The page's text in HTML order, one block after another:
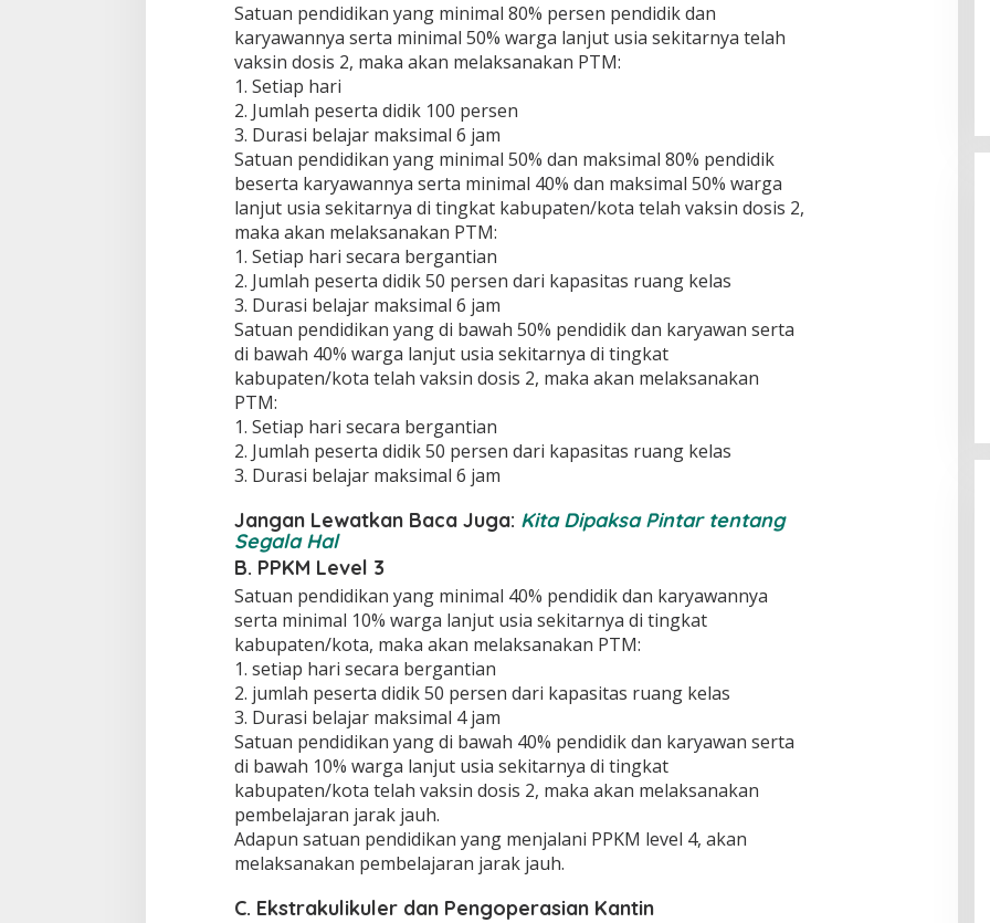
Satuan pendidikan yang minimal 80% persen pendidik dan
karyawannya serta minimal 50% warga lanjut usia sekitarnya telah
vaksin dosis 2, maka akan melaksanakan PTM:
1. Setiap hari
2. Jumlah peserta didik 100 persen
3. Durasi belajar maksimal 6 jam
Satuan pendidikan yang minimal 50% dan maksimal 80% pendidik
beserta karyawannya serta minimal 40% dan maksimal 50% warga
lanjut usia sekitarnya di tingkat kabupaten/kota telah vaksin dosis 2,
maka akan melaksanakan PTM:
1. Setiap hari secara bergantian
2. Jumlah peserta didik 50 persen dari kapasitas ruang kelas
3. Durasi belajar maksimal 6 jam
Satuan pendidikan yang di bawah 50% pendidik dan karyawan serta
di bawah 40% warga lanjut usia sekitarnya di tingkat
kabupaten/kota telah vaksin dosis 2, maka akan melaksanakan
PTM:
1. Setiap hari secara bergantian
2. Jumlah peserta didik 50 persen dari kapasitas ruang kelas
3. Durasi belajar maksimal 6 jam
Jangan Lewatkan Baca Juga: Kita Dipaksa Pintar tentang
Segala Hal
B. PPKM Level 3
Satuan pendidikan yang minimal 40% pendidik dan karyawannya
serta minimal 10% warga lanjut usia sekitarnya di tingkat
kabupaten/kota, maka akan melaksanakan PTM:
1. setiap hari secara bergantian
2. jumlah peserta didik 50 persen dari kapasitas ruang kelas
3. Durasi belajar maksimal 4 jam
Satuan pendidikan yang di bawah 40% pendidik dan karyawan serta
di bawah 10% warga lanjut usia sekitarnya di tingkat
kabupaten/kota telah vaksin dosis 2, maka akan melaksanakan
pembelajaran jarak jauh.
Adapun satuan pendidikan yang menjalani PPKM level 4, akan
melaksanakan pembelajaran jarak jauh.
C. Ekstrakulikuler dan Pengoperasian Kantin
Menanti Jogja yang Kembali Resik